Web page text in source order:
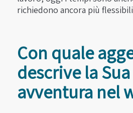
richiedono ancora più
Con quale
descrive la Sua
avventura nel